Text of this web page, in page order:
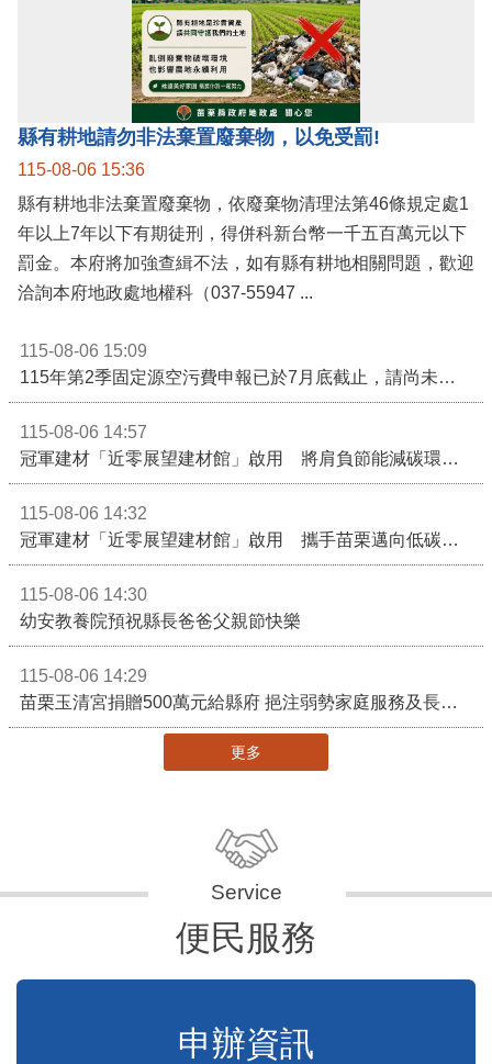
縣有耕地請勿非法棄置廢棄物，以免受罰!
115-08-06 15:36
縣有耕地非法棄置廢棄物，依廢棄物清理法第46條規定處1
年以上7年以下有期徒刑，得併科新台幣一千五百萬元以下
罰金。本府將加強查緝不法，如有縣有耕地相關問題，歡迎
洽詢本府地政處地權科（037-55947 ...
115-08-06 15:09
115年第2季固定源空污費申報已於7月底截止，請尚未申報公私場所儘速完成申繳，以免面臨滯納金及罰鍰!
115-08-06 14:57
冠軍建材「近零展望建材館」啟用 將肩負節能減碳環境教育重任
115-08-06 14:32
冠軍建材「近零展望建材館」啟用 攜手苗栗邁向低碳建築新未來
115-08-06 14:30
幼安教養院預祝縣長爸爸父親節快樂
115-08-06 14:29
苗栗玉清宮捐贈500萬元給縣府 挹注弱勢家庭服務及長照醫療資源
更多
便民服務
申辦資訊